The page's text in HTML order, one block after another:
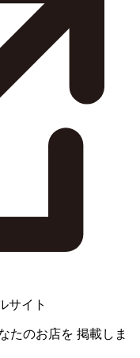
サイト
たのお店を 掲載しま